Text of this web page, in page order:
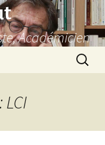
Académicien